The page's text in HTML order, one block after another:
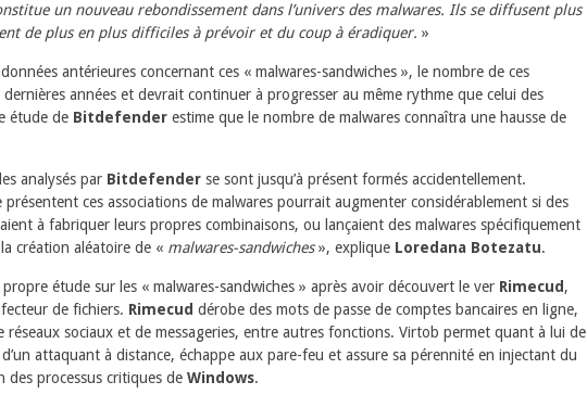
un nouveau rebondissement dans l’univers des malwares. Ils se diffusent plus
de plus en plus difficiles à prévoir et du coup à éradiquer. »
données antérieures concernant ces « malwares-sandwiches », le nombre de ces
dernières années et devrait continuer à progresser au même rythme que celui des
étude de Bitdefender estime que le nombre de malwares connaîtra une hausse de
analysés par Bitdefender se sont jusqu’à présent formés accidentellement.
ces associations de malwares pourrait augmenter considérablement si des
à fabriquer leurs propres combinaisons, ou lançaient des malwares spécifiquement
création aléatoire de « malwares-sandwiches», explique Loredana Botezatu.
propre étude sur les « malwares-sandwiches » après avoir découvert le ver Rimecud,
de fichiers. Rimecud dérobe des mots de passe de comptes bancaires en ligne,
réseaux sociaux et de messageries, entre autres fonctions. Virtob permet quant à lui de
attaquant à distance, échappe aux pare-feu et assure sa pérennité en injectant du
des processus critiques de Windows.